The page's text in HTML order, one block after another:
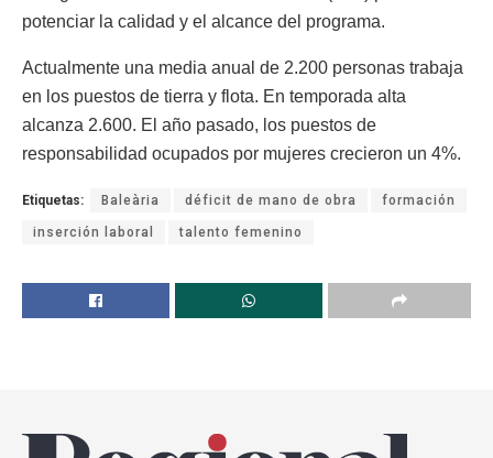
potenciar la calidad y el alcance del programa.
Actualmente una media anual de 2.200 personas trabaja
en los puestos de tierra y flota. En temporada alta
alcanza 2.600. El año pasado, los puestos de
responsabilidad ocupados por mujeres crecieron un 4%.
Etiquetas: Baleària déficit de mano de obra formación
inserción laboral talento femenino